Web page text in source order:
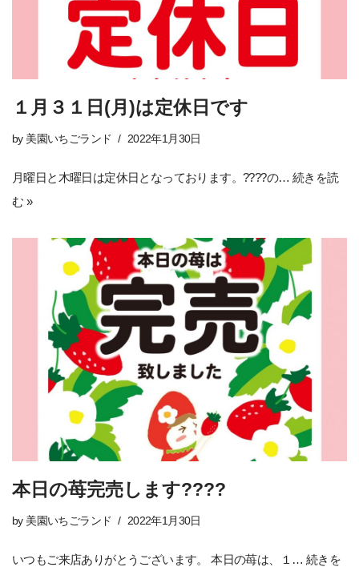
１月３１日(月)は定休日です
by 美園いちごランド 2022年1月30日
月曜日と木曜日は定休日となっております。????の… 続きを読
む »
本日の苺完売します????
by 美園いちごランド 2022年1月30日
いつもご来店ありがとうございます。 本日の苺は、１… 続きを